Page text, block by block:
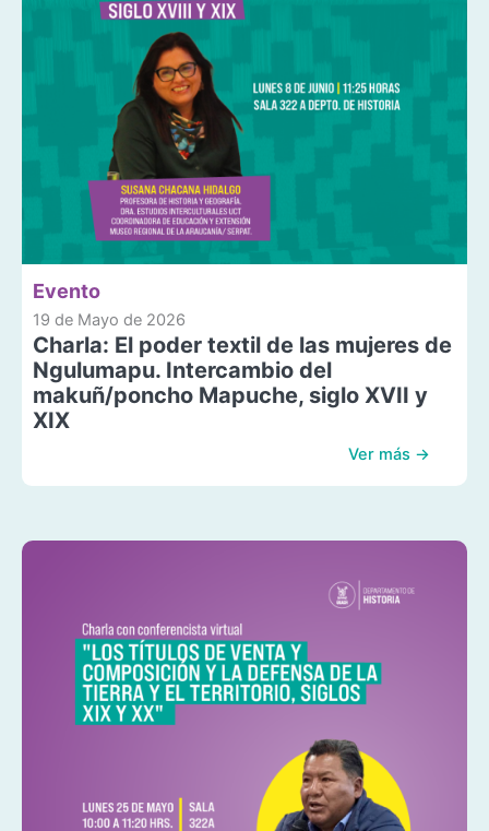
Evento
19 de Mayo de 2026
Charla: El poder textil de las mujeres de
Ngulumapu. Intercambio del
makuñ/poncho Mapuche, siglo XVII y
XIX
Ver más →